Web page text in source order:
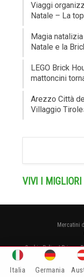
Viaggi
Natale – La
Magia
Natale e la
LEGO Brick
mattoncini
Arezzo Città
Villaggio
VIVI I MIGLIORI
Mercatini
Cookie Policy|Privacy
the Google
Italia Germania